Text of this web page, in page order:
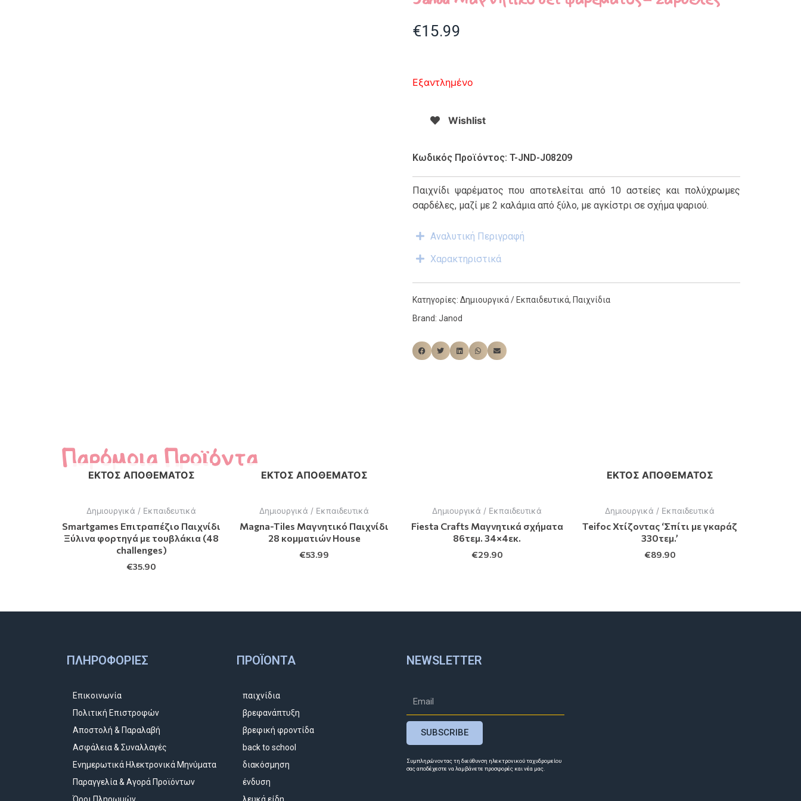
€15.99
Εξαντλημένο
Wishlist
Κωδικός Προϊόντος: T-JND-J08209
Παιχνίδι ψαρέματος που αποτελείται από 10 αστείες και πολύχρωμες
σαρδέλες, μαζί με 2 καλάμια από ξύλο, με αγκίστρι σε σχήμα ψαριού.
Αναλυτική Περιγραφή
Χαρακτηριστικά
Κατηγορίες: Δημιουργικά / Εκπαιδευτικά, Παιχνίδια
Brand: Janod
Παρόμοια Προϊόντα
ΕΚΤΌΣ ΑΠΟΘΈΜΑΤΟΣ
Δημιουργικά / Εκπαιδευτικά
Smartgames Επιτραπέζιο Παιχνίδι
Ξύλινα φορτηγά με τουβλάκια (48
challenges)
€35.90
ΕΚΤΌΣ ΑΠΟΘΈΜΑΤΟΣ
Δημιουργικά / Εκπαιδευτικά
Magna-Tiles Μαγνητικό Παιχνίδι
28 κομματιών House
€53.99
Δημιουργικά / Εκπαιδευτικά
Fiesta Crafts Μαγνητικά σχήματα
86τεμ. 34×4εκ.
€29.90
ΕΚΤΌΣ ΑΠΟΘΈΜΑΤΟΣ
Δημιουργικά / Εκπαιδευτικά
Teifoc Χτίζοντας ‘Σπίτι με γκαράζ
330τεμ.’
€89.90
ΠΛΗΡΟΦΟΡΊΕΣ
Επικοινωνία
Πολιτική Επιστροφών
Αποστολή & Παραλαβή
Ασφάλεια & Συναλλαγές
Ενημερωτικά Ηλεκτρονικά Μηνύματα
Παραγγελία & Αγορά Προϊόντων
ΠΡΟΪΌΝΤΑ
παιχνίδια
βρεφανάπτυξη
βρεφική φροντίδα
back to school
διακόσμηση
ένδυση
NEWSLETTER
SUBSCRIBE
Συμπληρώνοντας τη διεύθυνση ηλεκτρονικού ταχυδρομείου
σας αποδέχεστε να λαμβάνετε προσφορές και νέα μας.